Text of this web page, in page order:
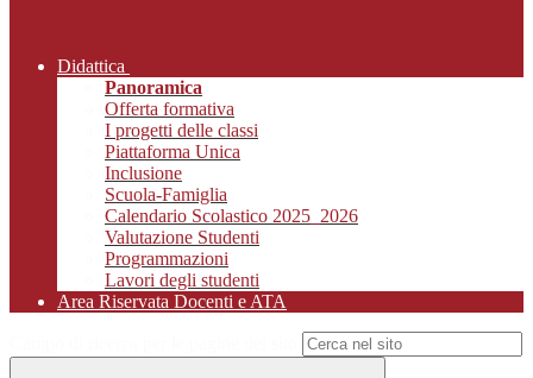
Didattica
Panoramica
Offerta formativa
I progetti delle classi
Piattaforma Unica
Inclusione
Scuola-Famiglia
Calendario Scolastico 2025_2026
Valutazione Studenti
Programmazioni
Lavori degli studenti
Area Riservata Docenti e ATA